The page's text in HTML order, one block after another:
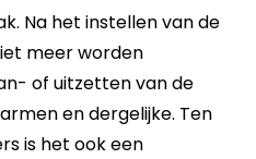
Na het instellen van de
meer worden
of uitzetten van de
en dergelijke. Ten
is het ook een